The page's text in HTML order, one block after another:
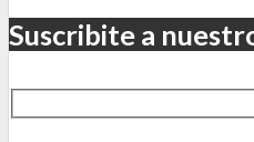
Suscribite a